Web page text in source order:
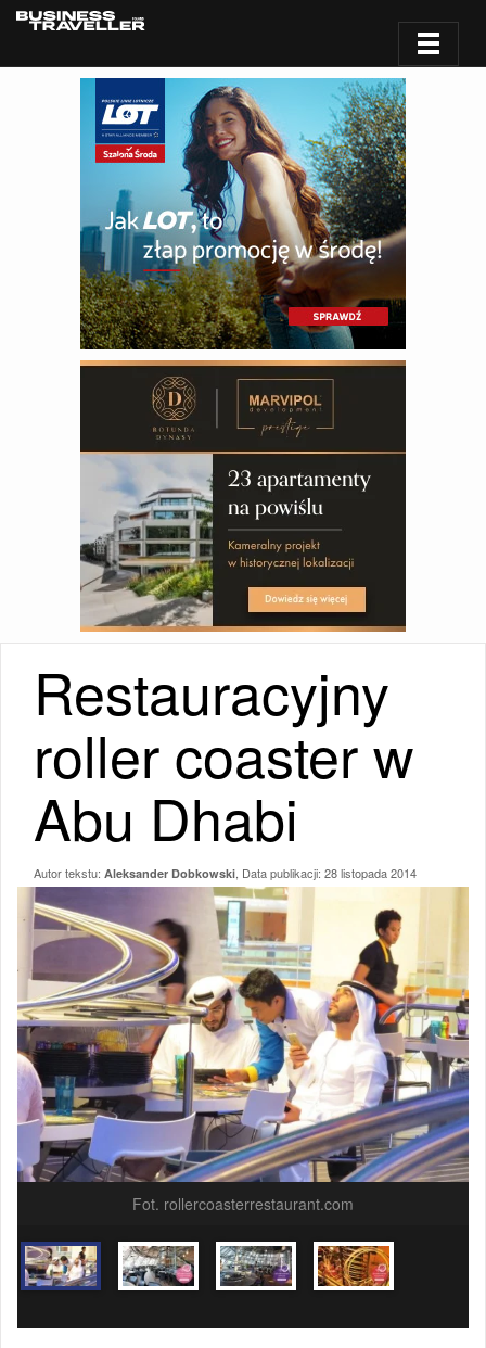
Restauracyjny
roller coaster w
Abu Dhabi
Autor tekstu: Aleksander Dobkowski , Data publikacji: 28 listopada 2014
Fot. rollercoasterrestaurant.com